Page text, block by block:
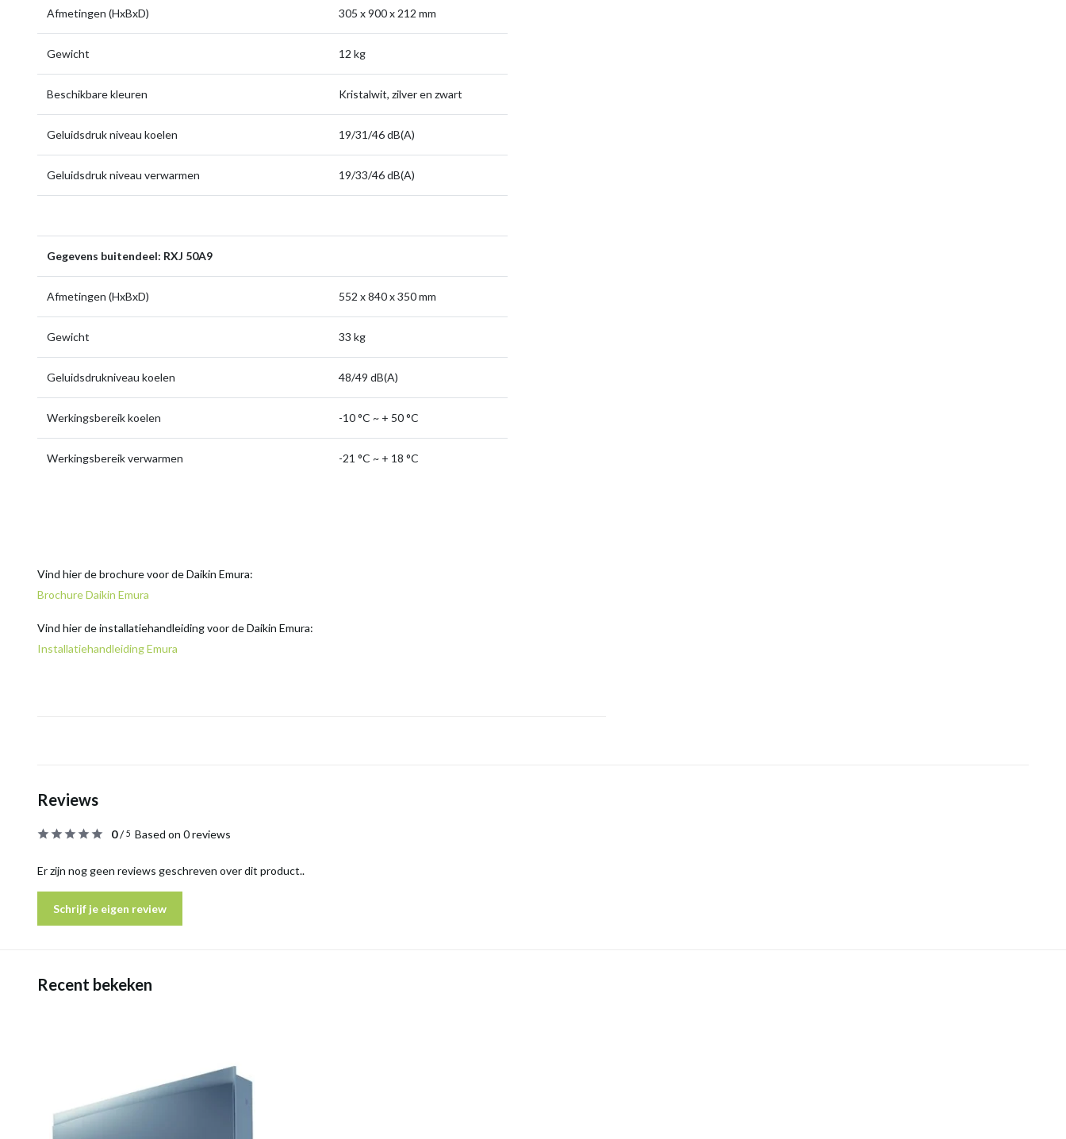
Afmetingen (HxBxD) 305 x 900 x 212 mm
Gewicht 12 kg
Beschikbare kleuren Kristalwit, zilver en zwart
Geluidsdruk niveau koelen 19/31/46 dB(A)
Geluidsdruk niveau verwarmen 19/33/46 dB(A)
Gegevens buitendeel: RXJ 50A9
Afmetingen (HxBxD) 552 x 840 x 350 mm
Gewicht 33 kg
Geluidsdrukniveau koelen 48/49 dB(A)
Werkingsbereik koelen -10 °C ~ + 50 °C
Werkingsbereik verwarmen -21 °C ~ + 18 °C
Vind hier de brochure voor de Daikin Emura:
Brochure Daikin Emura
Vind hier de installatiehandleiding voor de Daikin Emura:
Installatiehandleiding Emura
Reviews
0/5 Based on 0 reviews
Er zijn nog geen reviews geschreven over dit product..
Schrijf je eigen review
Recent bekeken